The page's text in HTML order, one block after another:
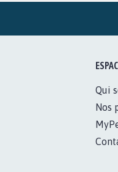
Qui
Nos